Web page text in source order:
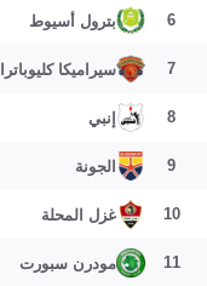
6 بترول أسيوط
7 سيراميكا كليوباترا
8 إنبي
9 الجونة
10 غزل المحلة
11 مودرن سبورت